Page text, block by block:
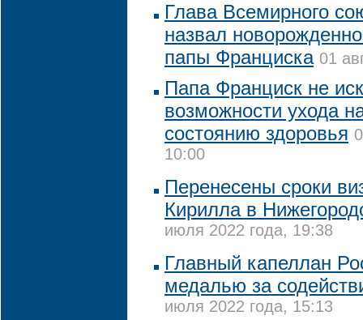
Глава Всемирного
назвал
папы Франциска 01
Папа Франциск не
возможности ухода
состоянию здоровья
10:00
Перенесены сроки
Кирилла в
июля 2022 года, 19:38
Главный капеллан
медалью за
июля 2022 года, 15:13